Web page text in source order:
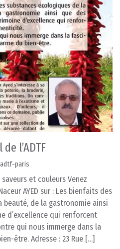
l’ADTF
adtf-paris
et couleurs Venez
AYED sur : Les bienfaits des
beauté, de la gastronomie ainsi
d’excellence qui renforcent
qui nous immerge dans la
être. Adresse : 23 Rue […]